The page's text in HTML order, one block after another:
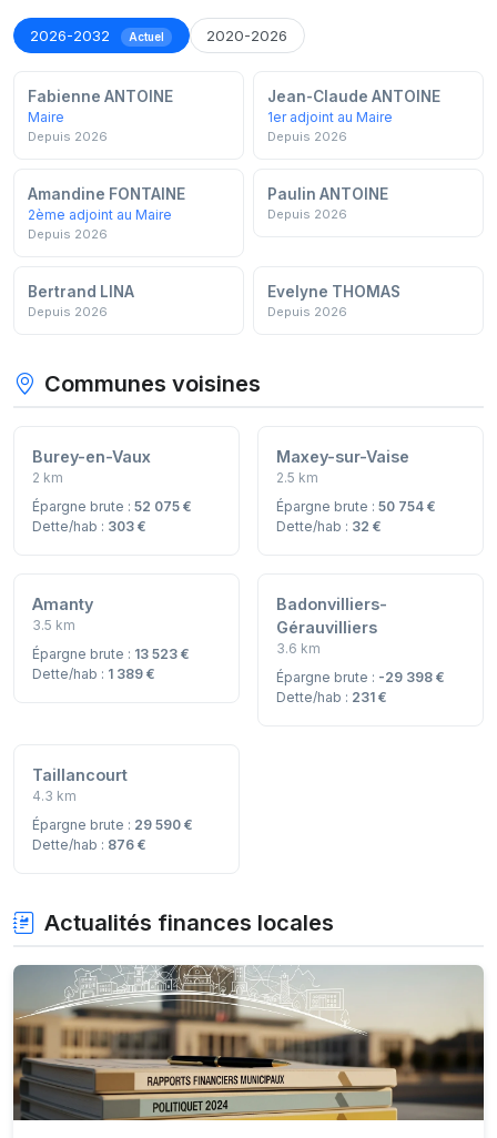
2026-2032 Actuel 2020-2026
Fabienne ANTOINE
Maire
Depuis 2026
Jean-Claude ANTOINE
1er adjoint au Maire
Depuis 2026
Amandine FONTAINE
2ème adjoint au Maire
Depuis 2026
Paulin ANTOINE
Depuis 2026
Bertrand LINA
Depuis 2026
Evelyne THOMAS
Depuis 2026
Communes voisines
Burey-en-Vaux
2 km
Épargne brute : 52 075 €
Dette/hab : 303 €
Maxey-sur-Vaise
2.5 km
Épargne brute : 50 754 €
Dette/hab : 32 €
Amanty
3.5 km
Épargne brute : 13 523 €
Dette/hab : 1 389 €
Badonvilliers-
Gérauvilliers
3.6 km
Épargne brute : -29 398 €
Dette/hab : 231 €
Taillancourt
4.3 km
Épargne brute : 29 590 €
Dette/hab : 876 €
Actualités finances locales